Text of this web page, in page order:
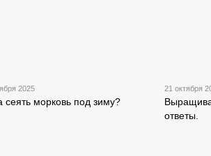
2025
сеять морковь под зиму?
21 октября
ответы.